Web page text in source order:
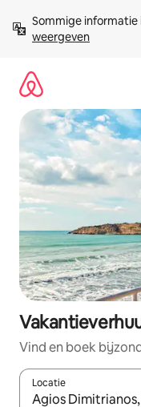
direct
naar
Sommige
weergeven
Vind en boek
Locatie
Wanneer er